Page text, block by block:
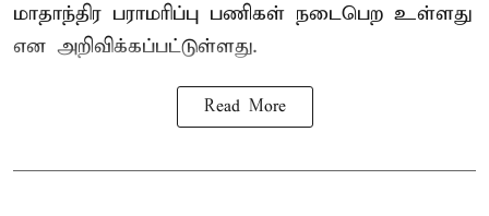
மாதாந்திர பராமரிப்பு பணிகள் நடைபெற உள்ளது
என அறிவிக்கப்பட்டுள்ளது.
Read More